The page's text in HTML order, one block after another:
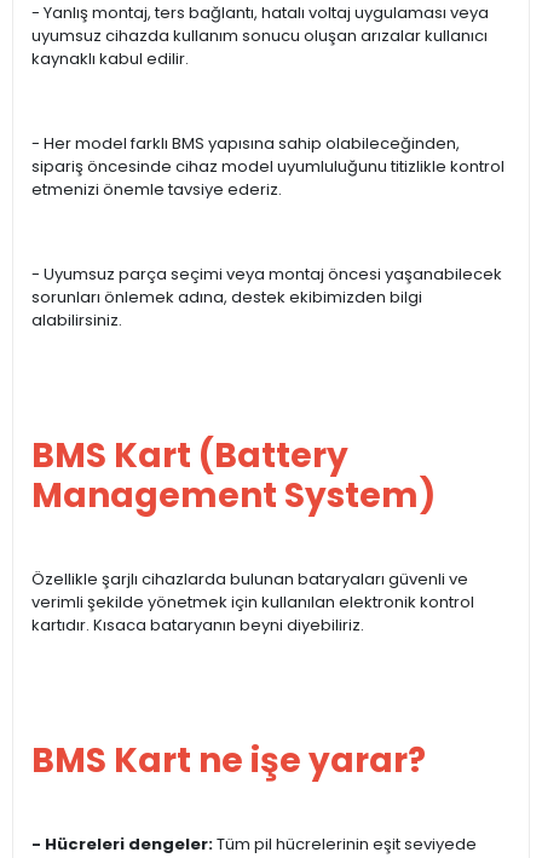
- Yanlış montaj, ters bağlantı, hatalı voltaj uygulaması veya
uyumsuz cihazda kullanım sonucu oluşan arızalar kullanıcı
kaynaklı kabul edilir.
- Her model farklı BMS yapısına sahip olabileceğinden,
sipariş öncesinde cihaz model uyumluluğunu titizlikle kontrol
etmenizi önemle tavsiye ederiz.
- Uyumsuz parça seçimi veya montaj öncesi yaşanabilecek
sorunları önlemek adına, destek ekibimizden bilgi
alabilirsiniz.
BMS Kart (Battery
Management System)
Özellikle şarjlı cihazlarda bulunan bataryaları güvenli ve
verimli şekilde yönetmek için kullanılan elektronik kontrol
kartıdır. Kısaca bataryanın beyni diyebiliriz.
BMS Kart ne işe yarar?
- Hücreleri dengeler:Tüm pil hücrelerinin eşit seviyede